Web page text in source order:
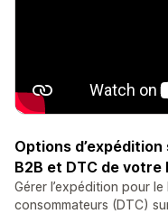
Options
B2B et DTC de
Gérer l’expédition pour
consommateurs (DTC)